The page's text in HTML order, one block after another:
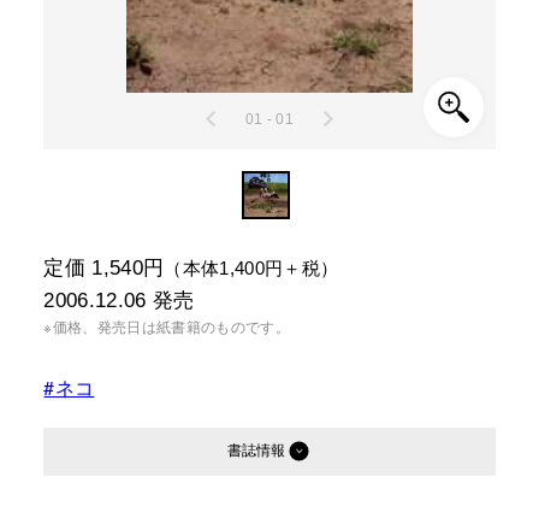
01 - 01
定価 1,540円 （本体1,400円＋税）
2006.12.06 発売
※価格、発売日は紙書籍のものです。
#ネコ
書誌情報